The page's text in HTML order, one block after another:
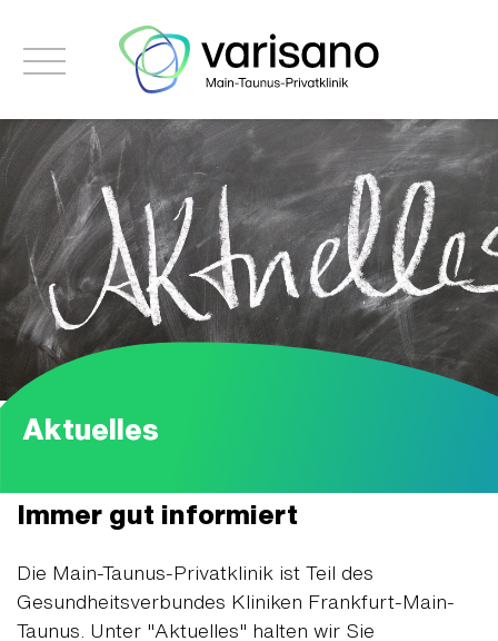
Aktuelles
Immer gut informiert
Die Main-Taunus-Privatklinik ist Teil des
Gesundheitsverbundes Kliniken Frankfurt-Main-
Taunus. Unter "Aktuelles" halten wir Sie